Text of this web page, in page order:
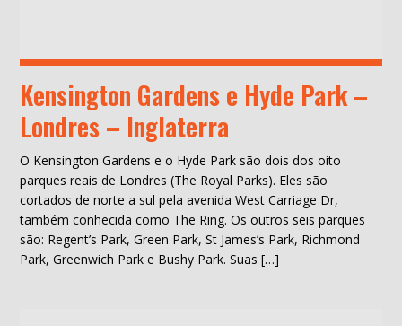
Kensington Gardens e Hyde Park –
Londres – Inglaterra
O Kensington Gardens e o Hyde Park são dois dos oito
parques reais de Londres (The Royal Parks). Eles são
cortados de norte a sul pela avenida West Carriage Dr,
também conhecida como The Ring. Os outros seis parques
são: Regent’s Park, Green Park, St James’s Park, Richmond
Park, Greenwich Park e Bushy Park. Suas […]